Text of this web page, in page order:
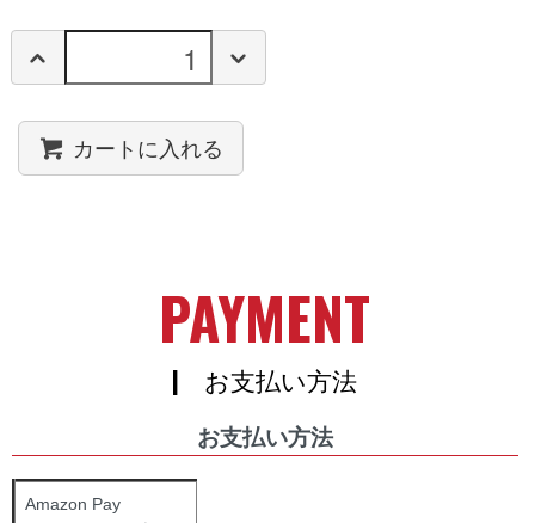
カートに入れる
PAYMENT
| お支払い方法
お支払い方法
Amazon Pay